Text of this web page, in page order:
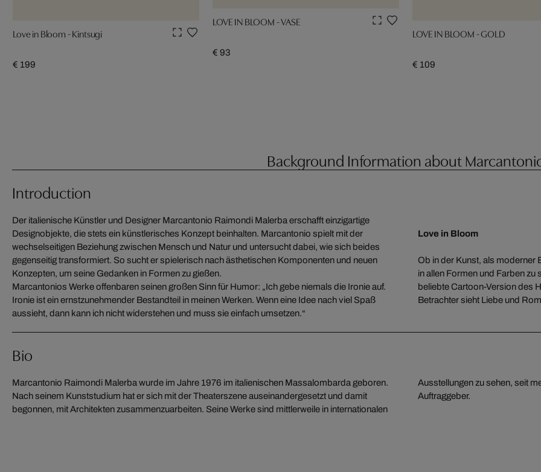
Love in Bloom - Kintsugi
€ 199
LOVE IN BLOOM - VASE
€ 93
LOVE IN BLOOM - GOLD
€ 109
Background Information about
Introduction
Der italienische Künstler und Designer Marcantonio Raimondi Malerba erschafft einzigartige
Designobjekte, die stets ein künstlerisches Konzept beinhalten. Marcantonio spielt mit der
wechselseitigen Beziehung zwischen Mensch und Natur und untersucht dabei, wie sich beides
gegenseitig transformiert. So sucht er spielerisch nach ästhetischen Komponenten und neuen
Konzepten, um seine Gedanken in Formen zu gießen.
Marcantonios Werke offenbaren seinen großen Sinn für Humor: „Ich gebe niemals die Ironie auf.
Ironie ist ein ernstzunehmender Bestandteil in meinen Werken. Wenn eine Idee nach viel Spaß
aussieht, dann kann ich nicht widerstehen und muss sie einfach umsetzen.“
Love in Bloom
Ob in der Kunst, als moderner
in allen Formen und Farben zu
beliebte Cartoon-Version des
Betrachter sieht Liebe und
Bio
Marcantonio Raimondi Malerba wurde im Jahre 1976 im italienischen Massalombarda geboren.
Nach seinem Kunststudium hat er sich mit der Theaterszene auseinandergesetzt und damit
begonnen, mit Architekten zusammenzuarbeiten. Seine Werke sind mittlerweile in internationalen
Ausstellungen zu sehen, seit mehr als 10 Jahren arbeitet er für private und öffentliche
Auftraggeber.